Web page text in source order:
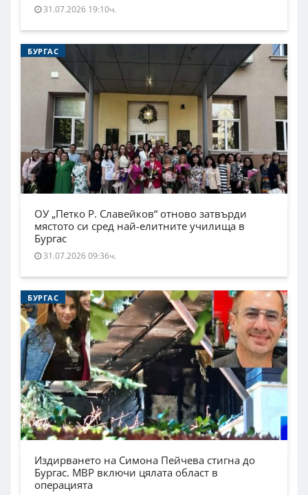
31.07.2026 19:10ч.
БУРГАС
ОУ „Петко Р. Славейков“ отново затвърди
мястото си сред най-елитните училища в
Бургас
31.07.2026 09:36ч.
БУРГАС
Издирването на Симона Пейчева стигна до
Бургас. МВР включи цялата област в
операцията